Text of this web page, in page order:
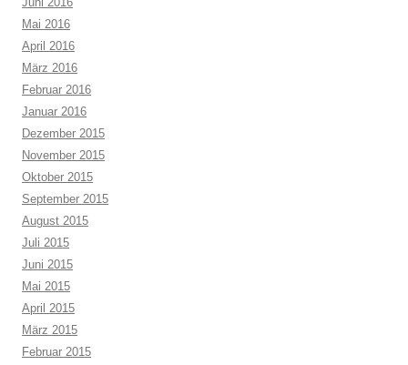
Mai 2016
April 2016
März 2016
Februar 2016
Januar 2016
Dezember 2015
November 2015
Oktober 2015
September 2015
August 2015
Juli 2015
Juni 2015
Mai 2015
April 2015
März 2015
Februar 2015